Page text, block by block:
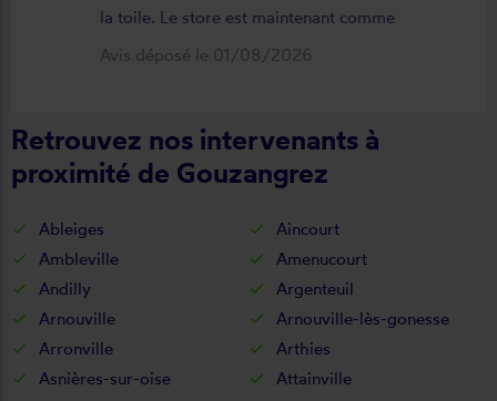
la toile. Le store est maintenant comme
neuf, parfaitement positionné et
Avis déposé le 01/08/2026
Retrouvez nos intervenants à
proximité de Gouzangrez
Ableiges
Aincourt
Ambleville
Amenucourt
Andilly
Argenteuil
Arnouville
Arnouville-lès-gonesse
Arronville
Arthies
Asnières-sur-oise
Attainville